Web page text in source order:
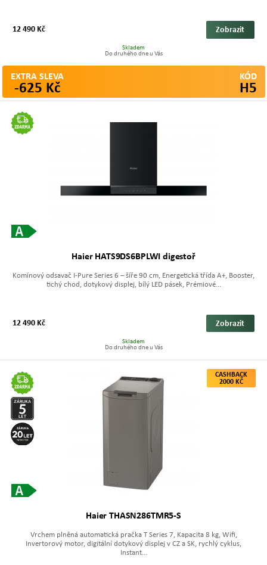
12 490 Kč Zobrazit
Skladem
Do druhého dne u Vás
EXTRA SLEVA
-625 Kč
KÓD
H5
Haier HATS9DS6BPLWI digestoř
Komínový odsavač I-Pure Series 6 – šíře 90 cm, Energetická třída A+, Booster,
tichý chod, dotykový displej, bílý LED pásek, Prémiové...
12 490 Kč Zobrazit
Skladem
Do druhého dne u Vás
CASHBACK
2000 KČ
Haier THASN286TMR5-S
Vrchem plněná automatická pračka T Series 7, Kapacita 8 kg, Wifi,
Invertorový motor, digitální dotykový displej v CZ a SK, rychlý cyklus,
Instant...